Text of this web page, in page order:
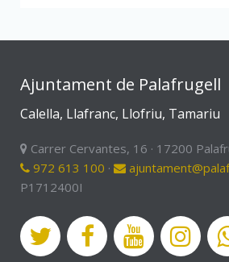
Ajuntament de Palafrugell
Calella, Llafranc, Llofriu, Tamariu
Carrer Cervantes, 16 · 17200
972 613 100 ·
P1712400I